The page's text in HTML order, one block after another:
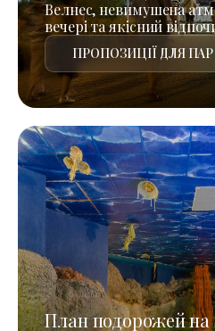
Велнес, невимушена
вечері та якісний
ПРОПОЗИЦІЇ ДЛЯ ПАР
План подорожей на